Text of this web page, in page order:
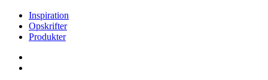
Inspiration
Opskrifter
Produkter